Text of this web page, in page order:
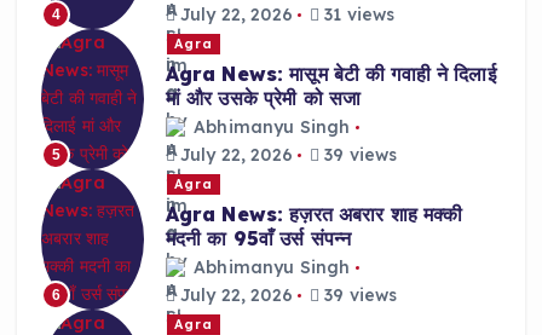
4
July 22, 2026
31 views
5
Agra
Agra News: मासूम बेटी की गवाही ने दिलाई
मां और उसके प्रेमी को सजा
Abhimanyu Singh
July 22, 2026
39 views
6
Agra
Agra News: हज़रत अबरार शाह मक्की
मदनी का 95वाँ उर्स संपन्न
Abhimanyu Singh
July 22, 2026
39 views
Agra